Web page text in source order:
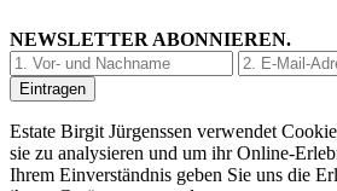
NEWSLETTER ABONNIEREN.
Estate Birgit Jürgenssen verwendet
sie zu analysieren und um ihr Online-
Ihrem Einverständnis geben Sie uns die